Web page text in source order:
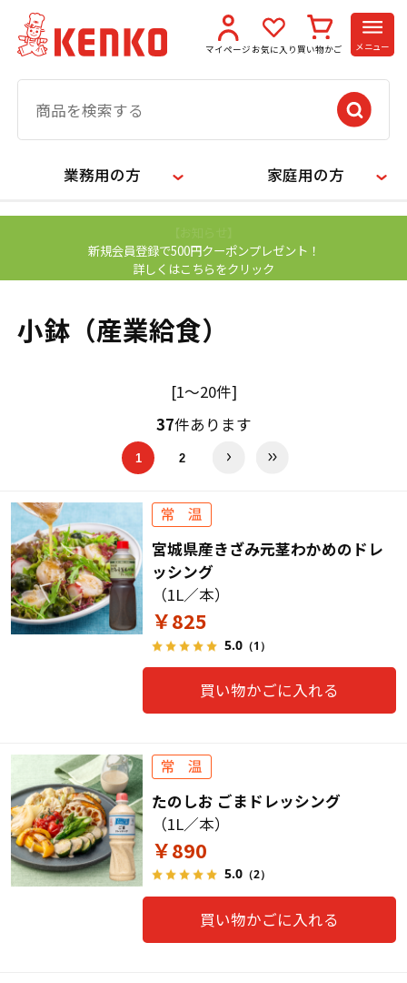
マイページ お気に入り 買い物かご メニュー
業務用の方 家庭用の方
新規会員登録で500円クーポンプレゼント！
詳しくはこちらをクリック
小鉢（産業給食）
[1～20件]
37件あります
1 2
宮城県産きざみ元茎わかめのドレ
ッシング
（1L／本）
￥825
5.0（1）
買い物かごに入れる
たのしお ごまドレッシング
（1L／本）
￥890
5.0（2）
買い物かごに入れる